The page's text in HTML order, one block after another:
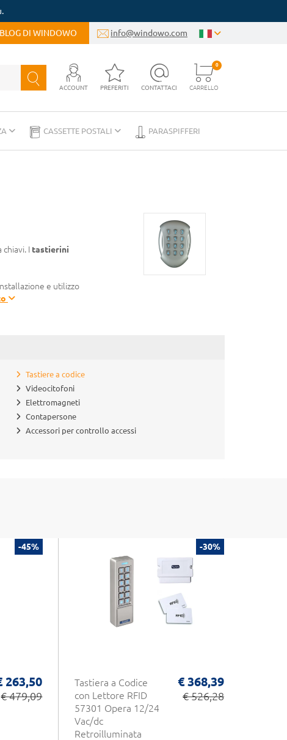
DI WINDOWO info@windowo.com
ACCOUNT PREFERITI CONTATTACI CARRELLO
0
CASSETTE POSTALI PARASPIFFERI
chiavi. I tastierini
e utilizzo
Tastiere a codice
Videocitofoni
Elettromagneti
Contapersone
Accessori per controllo accessi
-45%
263,50
€ 479,09
-30%
Tastiera a Codice
con Lettore RFID
57301 Opera 12/24
Vac/dc
Retroilluminata
€ 368,39
€ 526,28